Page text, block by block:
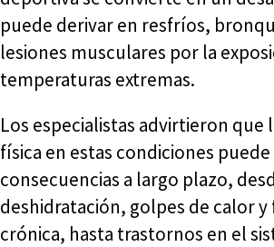
puede derivar en resfríos,
lesiones musculares por la
temperaturas extremas.
Los especialistas advirtieron que
física en estas condiciones
consecuencias a largo plazo,
deshidratación, golpes de calor y
crónica, hasta trastornos en el